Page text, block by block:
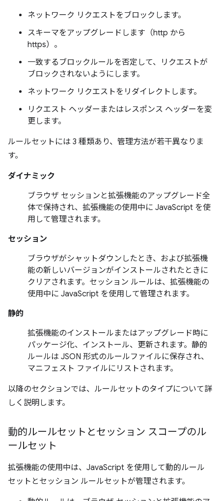
ネットワーク リクエストをブロックします。
スキーマをアップグレードします（http から
https）。
一致するブロックルールを否定して、リクエストが
ブロックされないようにします。
ネットワーク リクエストをリダイレクトします。
リクエスト ヘッダーまたはレスポンス ヘッダーを変
更します。
ルールセットには 3 種類あり、管理方法が若干異なりま
す。
ダイナミック
ブラウザ セッションと拡張機能のアップグレード全
体で保持され、拡張機能の使用中に JavaScript を使
用して管理されます。
セッション
ブラウザがシャットダウンしたとき、および拡張機
能の新しいバージョンがインストールされたときに
クリアされます。セッション ルールは、拡張機能の
使用中に JavaScript を使用して管理されます。
静的
拡張機能のインストールまたはアップグレード時に
パッケージ化、インストール、更新されます。静的
ルールは JSON 形式のルールファイルに保存され、
マニフェスト ファイルにリストされます。
以降のセクションでは、ルールセットのタイプについて詳
しく説明します。
動的ルールセットとセッション スコープのル
ールセット
拡張機能の使用中は、JavaScript を使用して動的ルール
セットとセッション ルールセットが管理されます。